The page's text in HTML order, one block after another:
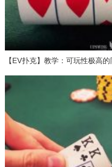
【EV扑克】教学：可玩性极高